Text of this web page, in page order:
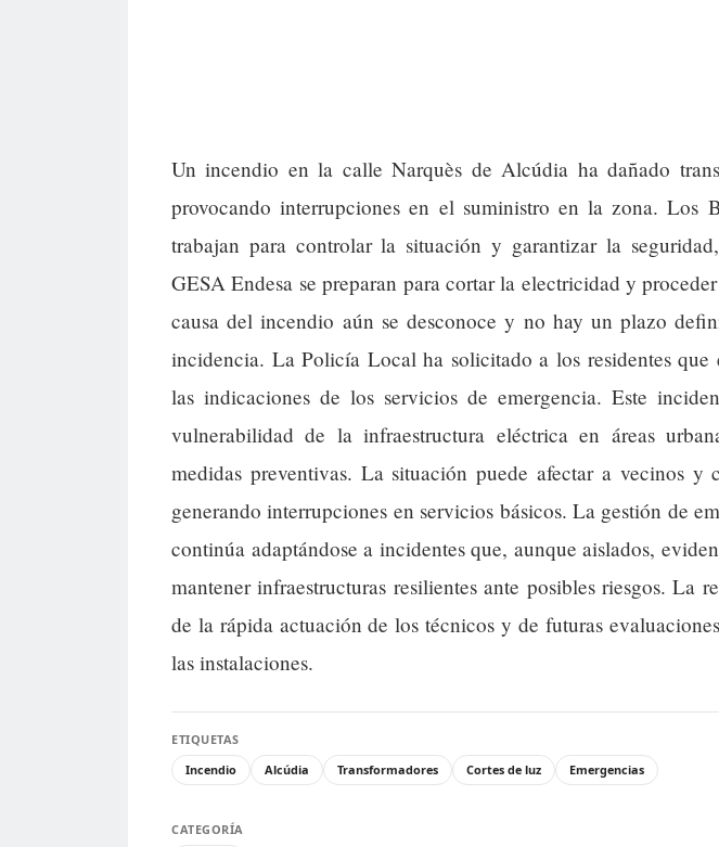
Un incendio en la calle Narquès de Alcúdia ha dañado
provocando interrupciones en el suministro en la zona. Los
trabajan para controlar la situación y garantizar la
GESA Endesa se preparan para cortar la electricidad y
causa del incendio aún se desconoce y no hay un plazo
incidencia. La Policía Local ha solicitado a los residentes
las indicaciones de los servicios de emergencia. Este
vulnerabilidad de la infraestructura eléctrica en áreas
medidas preventivas. La situación puede afectar a vecinos y
generando interrupciones en servicios básicos. La gestión de
continúa adaptándose a incidentes que, aunque aislados,
mantener infraestructuras resilientes ante posibles riesgos. La
de la rápida actuación de los técnicos y de futuras
las instalaciones.
ETIQUETAS
Incendio
Alcúdia Transformadores Cortes de luz Emergencias
CATEGORÍA